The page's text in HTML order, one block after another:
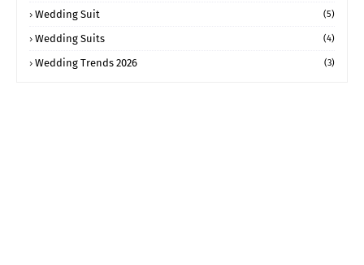
Wedding Suit (5)
Wedding Suits (4)
Wedding Trends 2026 (3)